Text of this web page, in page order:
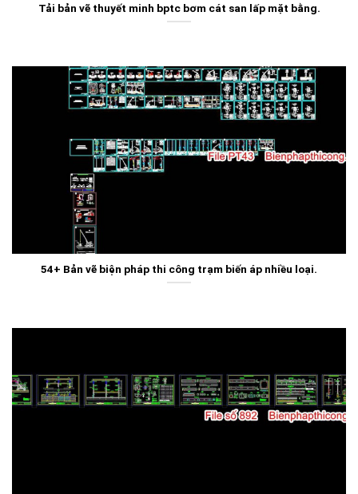
Tải bản vẽ thuyết minh bptc bơm cát san lấp mặt bằng.
54+ Bản vẽ biện pháp thi công trạm biến áp nhiều loại.